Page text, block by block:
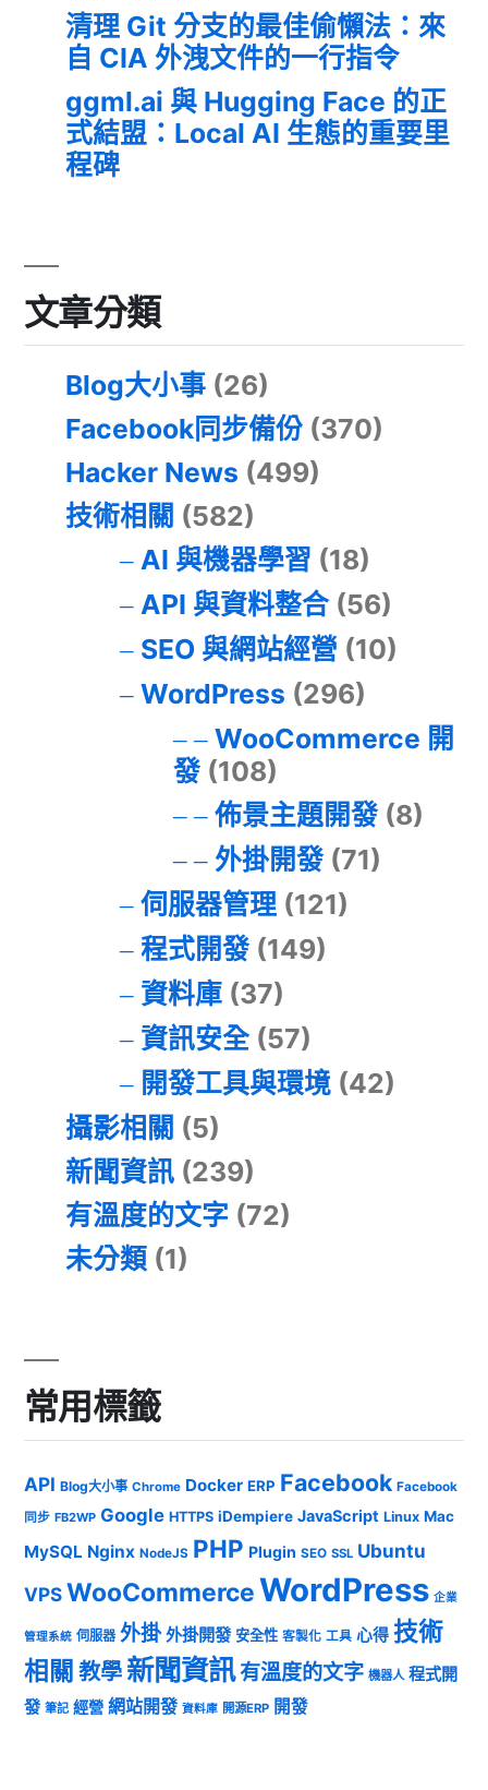
清理 Git 分支的最佳偷懶法：來
自 CIA 外洩文件的一行指令
ggml.ai 與 Hugging Face 的正
式結盟：Local AI 生態的重要里
程碑
文章分類
Blog大小事 (26)
Facebook同步備份 (370)
Hacker News (499)
技術相關 (582)
AI 與機器學習 (18)
API 與資料整合(56)
SEO 與網站經營 (10)
WordPress (296)
WooCommerce 開
發(108)
佈景主題開發(8)
外掛開發(71)
伺服器管理(121)
程式開發(149)
資料庫(37)
資訊安全(57)
開發工具與環境(42)
攝影相關 (5)
新聞資訊 (239)
有溫度的文字 (72)
未分類 (1)
常用標籤
API Blog大小事 Chrome Docker ERP Facebook Facebook
同步 FB2WP Google HTTPS iDempiere JavaScript Linux Mac
MySQL Nginx NodeJS PHP Plugin SEO SSL Ubuntu
VPSWooCommerceWordPress 企業
管理系統 伺服器 外掛 外掛開發 安全性 客製化 工具 心得 技術
相關 教學 新聞資訊有溫度的文字 機器人 程式開
發 筆記 經營 網站開發 資料庫 開源ERP 開發